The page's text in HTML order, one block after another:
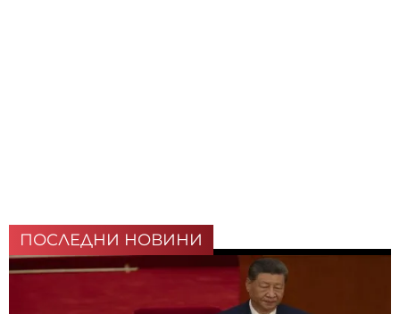
ПОСЛЕДНИ НОВИНИ